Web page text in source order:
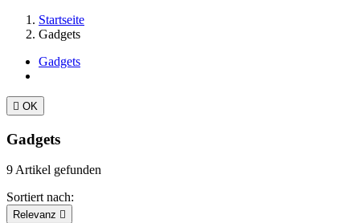
Startseite
Gadgets
Gadgets
 OK
Gadgets
9 Artikel gefunden
Sortiert nach:
Relevanz 